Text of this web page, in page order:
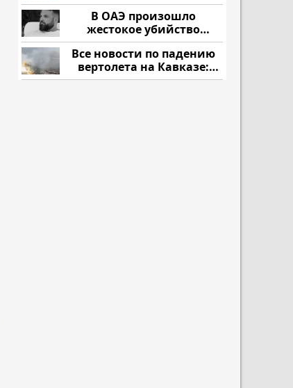
В ОАЭ произошло
жестокое убийство
криптомиллионера
Все новости по падению
вертолета на Кавказе:
читать здесь